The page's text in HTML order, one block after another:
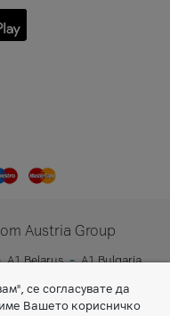
Austria Group
A1 Belarus
A1 Bulgaria
Digital
се согласувате да
Вашето корисничко